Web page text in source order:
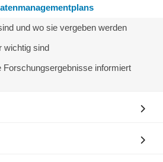
und wo sie vergeben werden
wichtig sind
Forschungsergebnisse informiert